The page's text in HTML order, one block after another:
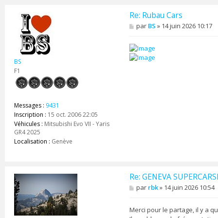
BS
F1
Messages : 9431
Inscription : 15 oct. 2006 22:05
Véhicules : Mitsubishi Evo VII - Yaris
GR4 2025
Localisation : Genève
Re: Rubau Cars
M
e
s
a
g
par BS » 14 juin 2026 10:17
Re: GENEVA
M
e
s
par rbk» 14 juin 2026 10:54
Merci pour le partage, il y a